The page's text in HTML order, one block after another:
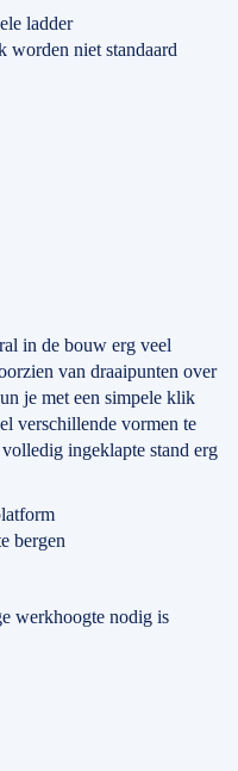
ladder
worden niet standaard
in de bouw erg veel
van draaipunten over
je met een simpele klik
verschillende vormen te
ingeklapte stand erg
bergen
werkhoogte nodig is